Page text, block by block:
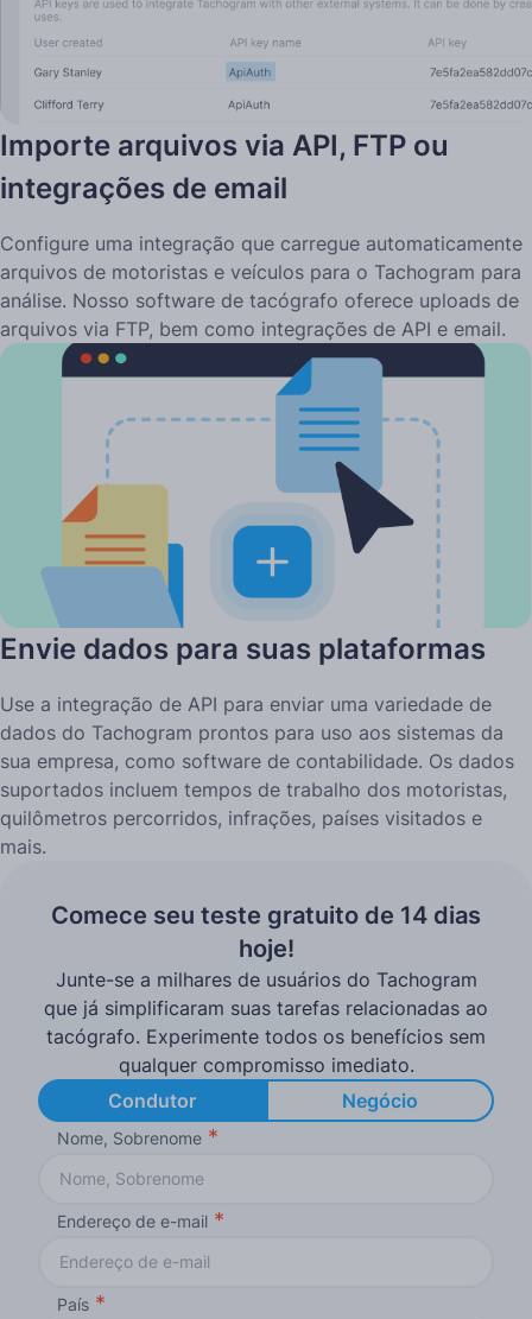
Importe arquivos via API, FTP ou
integrações de email
Configure uma integração que carregue automaticamente
arquivos de motoristas e veículos para o Tachogram para
análise. Nosso software de tacógrafo oferece uploads de
arquivos via FTP, bem como integrações de API e email.
Envie dados para suas plataformas
Use a integração de API para enviar uma variedade de
dados do Tachogram prontos para uso aos sistemas da
sua empresa, como software de contabilidade. Os dados
suportados incluem tempos de trabalho dos motoristas,
quilômetros percorridos, infrações, países visitados e
mais.
Comece seu teste gratuito de 14 dias
hoje!
Junte-se a milhares de usuários do Tachogram
que já simplificaram suas tarefas relacionadas ao
tacógrafo. Experimente todos os benefícios sem
qualquer compromisso imediato.
Condutor
Negócio
Nome, Sobrenome
Endereço de e-mail
País